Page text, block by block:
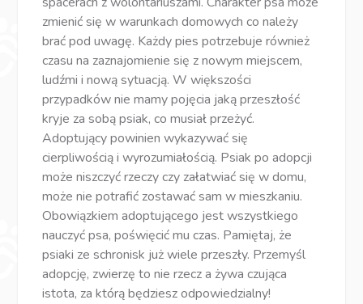
zmienić się w warunkach domowych co należy
brać pod uwagę. Każdy pies potrzebuje również
czasu na zaznajomienie się z nowym miejscem,
ludźmi i nową sytuacją. W większości
przypadków nie mamy pojęcia jaką przeszłość
kryje za sobą psiak, co musiał przeżyć.
Adoptujący powinien wykazywać się
cierpliwością i wyrozumiałością. Psiak po adopcji
może niszczyć rzeczy czy załatwiać się w domu,
może nie potrafić zostawać sam w mieszkaniu.
Obowiązkiem adoptującego jest wszystkiego
nauczyć psa, poświęcić mu czas. Pamiętaj, że
psiaki ze schronisk już wiele przeszły. Przemyśl
adopcję, zwierzę to nie rzecz a żywa czująca
istota, za którą będziesz odpowiedzialny!